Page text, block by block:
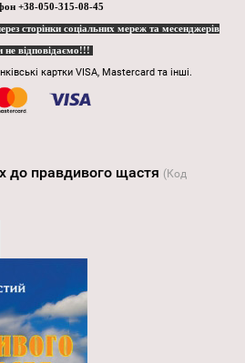
+38-050-315-08-45
сторінки соціальних мереж та месенджерів
не відповідаємо!!!
картки VISA, Mastercard та інші.
до правдивого щастя (Код